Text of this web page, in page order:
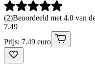
(2)Beoordeeld met 4.0 van
7.49
Prijs: 7.49 euro